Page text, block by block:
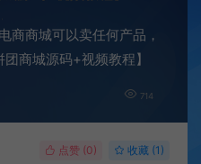
商商城可以卖任何产品，
商城源码+视频教程】
714
点赞 (0) 收藏 (1)